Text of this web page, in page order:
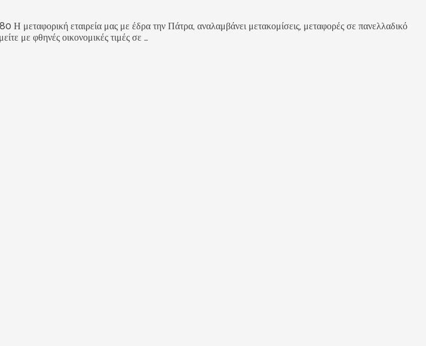
εταιρεία μας με έδρα την Πάτρα, αναλαμβάνει μετακομίσεις, μεταφορές σε πανελλαδικό
με φθηνές οικονομικές τιμές σε …